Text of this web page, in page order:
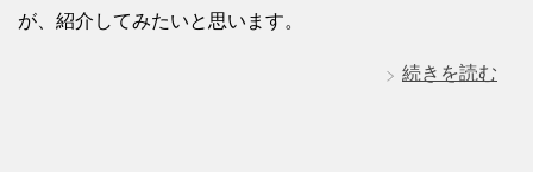
が、紹介してみたいと思います。
続きを読む